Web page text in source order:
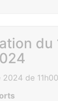
du
2024 de